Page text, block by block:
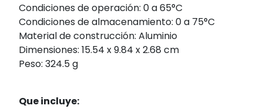
Condiciones de operación: 0 a 65°C
Condiciones de almacenamiento: 0 a 75°C
Material de construcción: Aluminio
Dimensiones: 15.54 x 9.84 x 2.68 cm
Peso: 324.5 g
Que incluye: